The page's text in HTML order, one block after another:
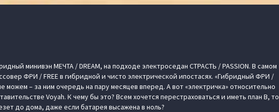
минивэн МЕЧТА / DREAM, на подходе электроседан СТРАСТЬ / PASSION. В самом
ФРИ / FREE в гибридной и чисто электрической ипостасях. «Гибридный ФРИ /
можем – за ним очередь на пару месяцев вперед. А вот «электричка» относительно
Voyah. К чему бы это? Всем хочется перестраховаться и иметь план В, то
до дома, даже если батарея высажена в ноль?